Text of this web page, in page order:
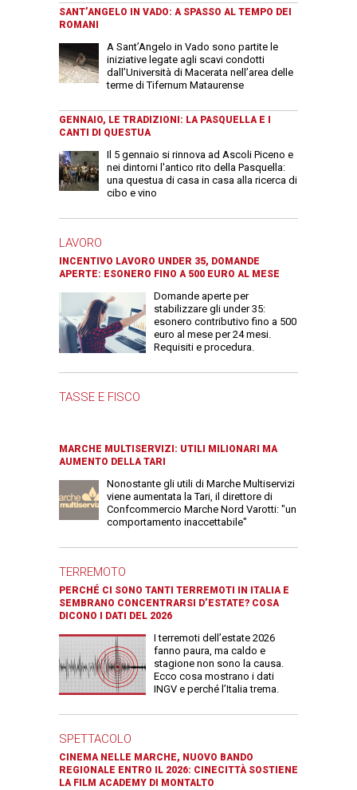
SANT’ANGELO IN VADO: A SPASSO AL TEMPO DEI
ROMANI
A Sant’Angelo in Vado sono partite le
iniziative legate agli scavi condotti
dall’Università di Macerata nell’area delle
terme di Tifernum Mataurense
GENNAIO, LE TRADIZIONI: LA PASQUELLA E I
CANTI DI QUESTUA
Il 5 gennaio si rinnova ad Ascoli Piceno e
nei dintorni l'antico rito della Pasquella:
una questua di casa in casa alla ricerca di
cibo e vino
LAVORO
INCENTIVO LAVORO UNDER 35, DOMANDE
APERTE: ESONERO FINO A 500 EURO AL MESE
Domande aperte per
stabilizzare gli under 35:
esonero contributivo fino a 500
euro al mese per 24 mesi.
Requisiti e procedura.
TASSE E FISCO
MARCHE MULTISERVIZI: UTILI MILIONARI MA
AUMENTO DELLA TARI
Nonostante gli utili di Marche Multiservizi
viene aumentata la Tari, il direttore di
Confcommercio Marche Nord Varotti: "un
comportamento inaccettabile"
TERREMOTO
PERCHÉ CI SONO TANTI TERREMOTI IN ITALIA E
SEMBRANO CONCENTRARSI D’ESTATE? COSA
DICONO I DATI DEL 2026
I terremoti dell’estate 2026
fanno paura, ma caldo e
stagione non sono la causa.
Ecco cosa mostrano i dati
INGV e perché l’Italia trema.
SPETTACOLO
CINEMA NELLE MARCHE, NUOVO BANDO
REGIONALE ENTRO IL 2026: CINECITTÀ SOSTIENE
LA FILM ACADEMY DI MONTALTO